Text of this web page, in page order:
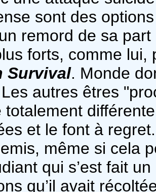
sont des
remord de sa
forts, comme
Survival. Monde
autres êtres
totalement
et le font à
même si cela
qui s’est fait
qu’il avait